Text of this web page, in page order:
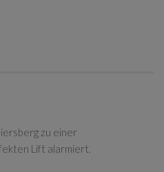
zu einer
Lift alarmiert.